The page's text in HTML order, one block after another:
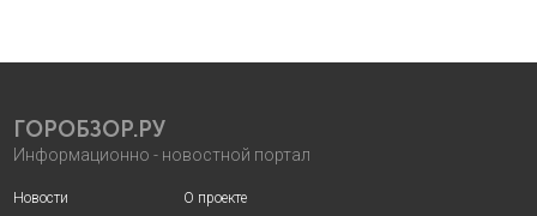
ГОРОБЗОР.РУ
Информационно - новостной портал
Новости
О проекте